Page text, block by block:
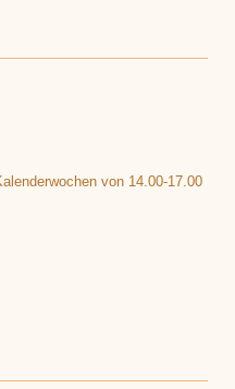
von 14.00-17.00